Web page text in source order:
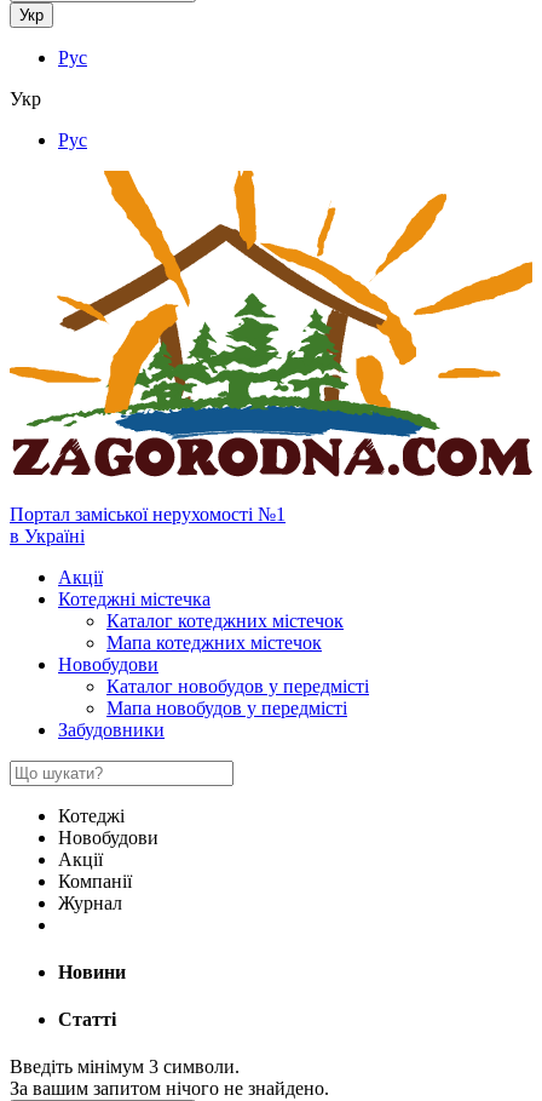
Укр
Рус
Укр
Рус
Портал заміської нерухомості №1
в Україні
Акції
Котеджні містечка
Каталог котеджних містечок
Мапа котеджних містечок
Новобудови
Каталог новобудов у передмісті
Мапа новобудов у передмісті
Забудовники
Котеджі
Новобудови
Акції
Компанії
Журнал
Новини
Статті
Введіть мінімум 3 символи.
За вашим запитом нічого не знайдено.